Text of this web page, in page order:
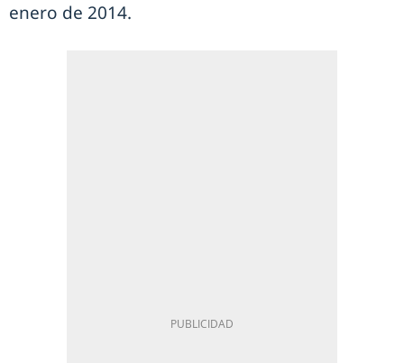
enero de 2014.